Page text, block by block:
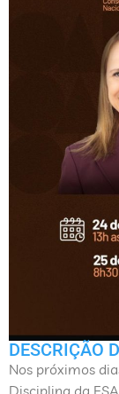
DESCRIÇÃO
Nos próximos